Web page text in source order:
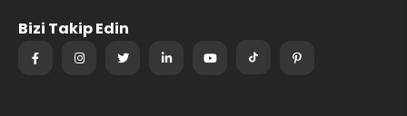
Bizi Takip Edin